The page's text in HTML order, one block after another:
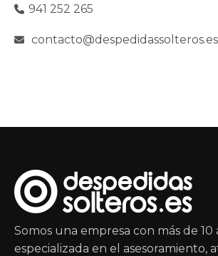
941 252 265
contacto@despedidassolteros.es
Somos una empresa con más de 10
especializada en el asesoramiento,